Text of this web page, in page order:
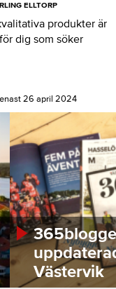
ELLTORP
produkter är
dig som söker
26 april 2024
Västervik